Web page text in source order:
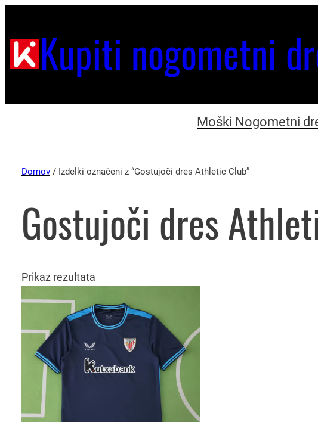
Kupiti nogometni
Moški Nogometni
Domov / Izdelki označeni z “Gostujoči dres Athletic Club”
Gostujoči dres
Prikaz rezultata